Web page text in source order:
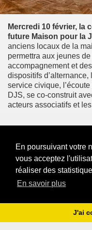
En poursuivant votre
vous acceptez
réaliser des
En savoir plus
J'ai
Mercredi 10 février, la
future Maison pour la
anciens locaux de la
permettra aux jeunes
accompagnement et
dispositifs
service civique,
DJS, se co-construit
acteurs associatifs et
Nikos Aliagas expose les
"Parisiennes" sur les
de l'Hôtel de Ville